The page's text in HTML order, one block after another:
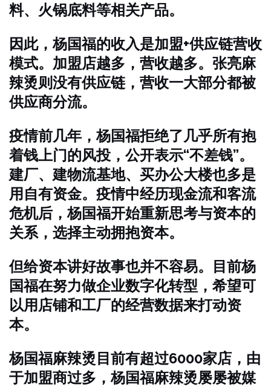
料、火锅底料等相关产品。
因此，杨国福的收入是加盟+供应链营收
模式。加盟店越多，营收越多。张亮麻
辣烫则没有供应链，营收一大部分都被
供应商分流。
疫情前几年，杨国福拒绝了几乎所有抱
着钱上门的风投，公开表示“不差钱”。
建厂、建物流基地、买办公大楼也多是
用自有资金。疫情中经历现金流和客流
危机后，杨国福开始重新思考与资本的
关系，选择主动拥抱资本。
但给资本讲好故事也并不容易。目前杨
国福在努力做企业数字化转型，希望可
以用店铺和工厂的经营数据来打动资
本。
杨国福麻辣烫目前有超过6000家店，由
于加盟商过多，杨国福麻辣烫屡屡被媒